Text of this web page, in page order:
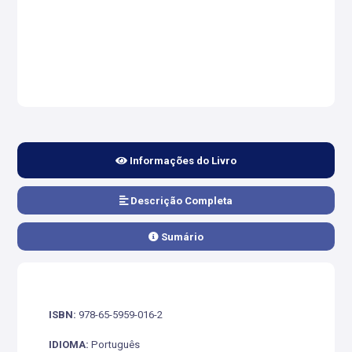
Informações do Livro
Descrição Completa
Sumário
ISBN: 978-65-5959-016-2
IDIOMA: Português